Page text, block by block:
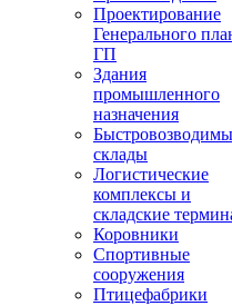
Проектирование
Генерального
ГП
Здания
промышленного
назначения
склады
Логистические
комплексы и
складские
Коровники
Спортивные
сооружения
Птицефабрики